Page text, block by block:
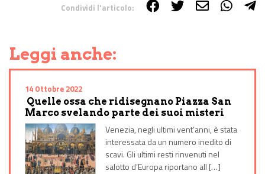
Condividi l'articolo:
Leggi anche:
14 Ottobre 2022
Quelle ossa che ridisegnano Piazza San
Marco svelando parte dei suoi misteri
Venezia, negli ultimi vent’anni, è stata
interessata da un numero inedito di
scavi. Gli ultimi resti rinvenuti nel
salotto d’Europa riportano all […]